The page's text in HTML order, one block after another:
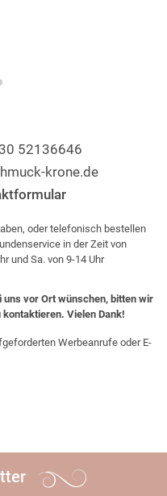
52136646
krone.de
oder telefonisch bestellen
in der Zeit von
und Sa. von 9-14 Uhr
uns vor Ort wünschen, bitten wir
Vielen Dank!
Werbeanrufe oder E-